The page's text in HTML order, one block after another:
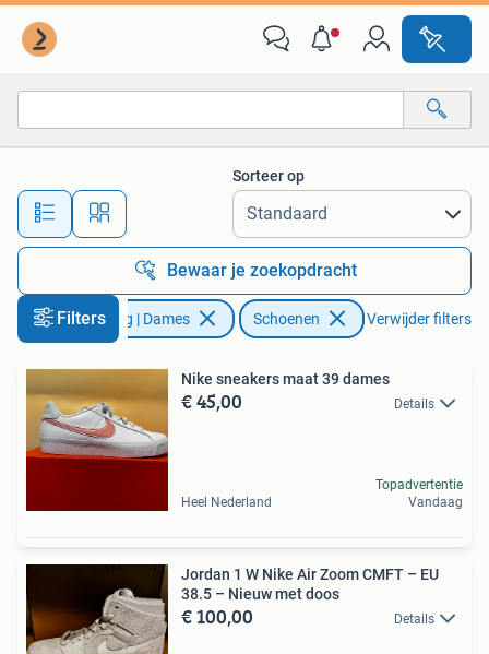
Alle afstanden…
Sorteer op
Bewaar je zoekopdracht
FiltersKleding | Dames Schoenen Verwijder filters
Nike sneakers maat 39 dames
€ 45,00 Details
Heel Nederland
Topadvertentie
Vandaag
Jordan 1 W Nike Air Zoom CMFT – EU
38.5 – Nieuw met doos
€ 100,00 Details